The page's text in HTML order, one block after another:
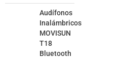
Audífonos
Inalámbricos
MOVISUN
T18
Bluetooth
precio
S/99.00.
precio
S/49.00.